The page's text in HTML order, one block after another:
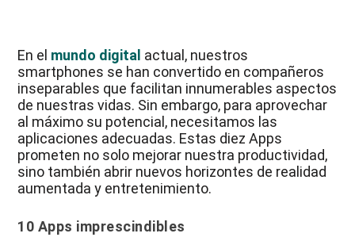
En el mundo digital actual, nuestros
smartphones se han convertido en compañeros
inseparables que facilitan innumerables aspectos
de nuestras vidas. Sin embargo, para aprovechar
al máximo su potencial, necesitamos las
aplicaciones adecuadas. Estas diez Apps
prometen no solo mejorar nuestra productividad,
sino también abrir nuevos horizontes de realidad
aumentada y entretenimiento.
10 Apps imprescindibles